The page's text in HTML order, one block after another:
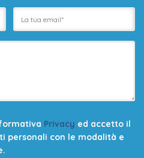
Privacy ed accetto il
personali con le modalità e